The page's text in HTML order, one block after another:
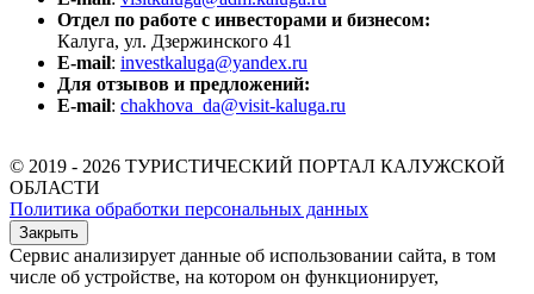
Отдел по работе с инвесторами и бизнесом:
Калуга, ул. Дзержинского 41
E-mail: investkaluga@yandex.ru
Для отзывов и предложений:
E-mail: chakhova_da@visit-kaluga.ru
© 2019 - 2026 ТУРИСТИЧЕСКИЙ ПОРТАЛ КАЛУЖСКОЙ
ОБЛАСТИ
Политика обработки персональных данных
Закрыть
Сервис анализирует данные об использовании сайта, в том
числе об устройстве, на котором он функционирует,